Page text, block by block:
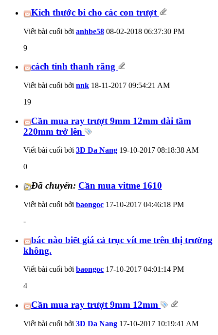
Kích thước bi cho các con trượt
Viết bài cuối bởi anhbe58 08-02-2018 06:37:30 PM
9
cách tính thanh răng
Viết bài cuối bởi nnk 18-11-2017 09:54:21 AM
19
Cần mua ray trượt 9mm 12mm dài tầm
220mm trở lên
Viết bài cuối bởi 3D Da Nang 19-10-2017 08:18:38 AM
0
Đã chuyển: Cần mua vitme 1610
Viết bài cuối bởi baongoc 17-10-2017 04:46:18 PM
-
bác nào biết giá cả trục vít me trên thị trường
không.
Viết bài cuối bởi baongoc 17-10-2017 04:01:14 PM
4
Cần mua ray trượt 9mm 12mm
Viết bài cuối bởi 3D Da Nang 17-10-2017 10:19:41 AM